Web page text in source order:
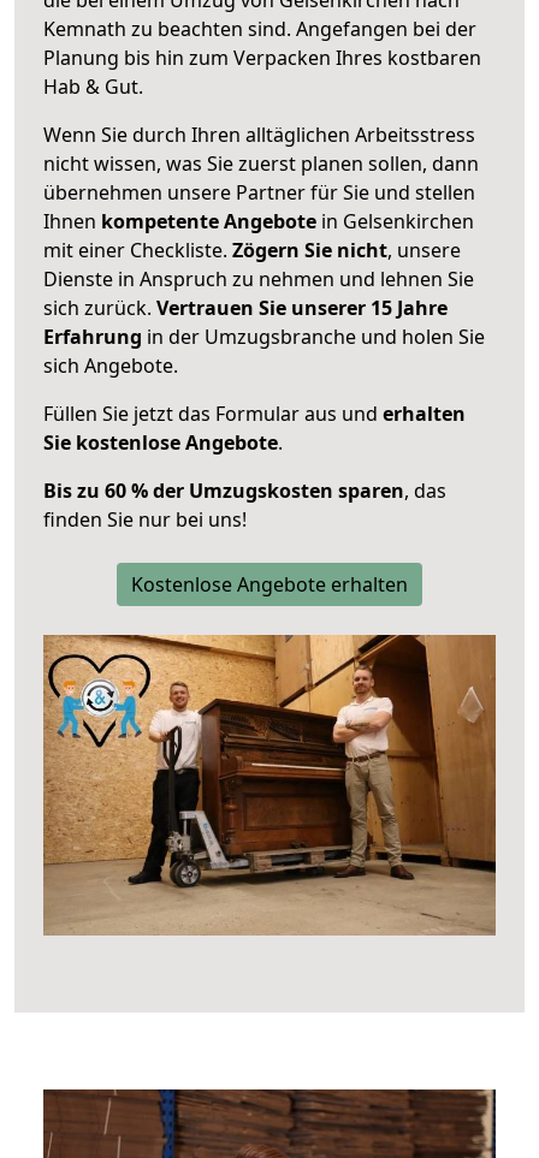
Kemnath zu beachten sind. Angefangen bei der
Planung bis hin zum Verpacken Ihres kostbaren
Hab & Gut.
Wenn Sie durch Ihren alltäglichen Arbeitsstress
nicht wissen, was Sie zuerst planen sollen, dann
übernehmen unsere Partner für Sie und stellen
Ihnen kompetente Angebote in Gelsenkirchen
mit einer Checkliste. Zögern Sie nicht, unsere
Dienste in Anspruch zu nehmen und lehnen Sie
sich zurück. Vertrauen Sie unserer 15 Jahre
Erfahrung in der Umzugsbranche und holen Sie
sich Angebote.
Füllen Sie jetzt das Formular aus und erhalten
Sie kostenlose Angebote.
Bis zu 60 % der Umzugskosten sparen, das
finden Sie nur bei uns!
Kostenlose Angebote erhalten